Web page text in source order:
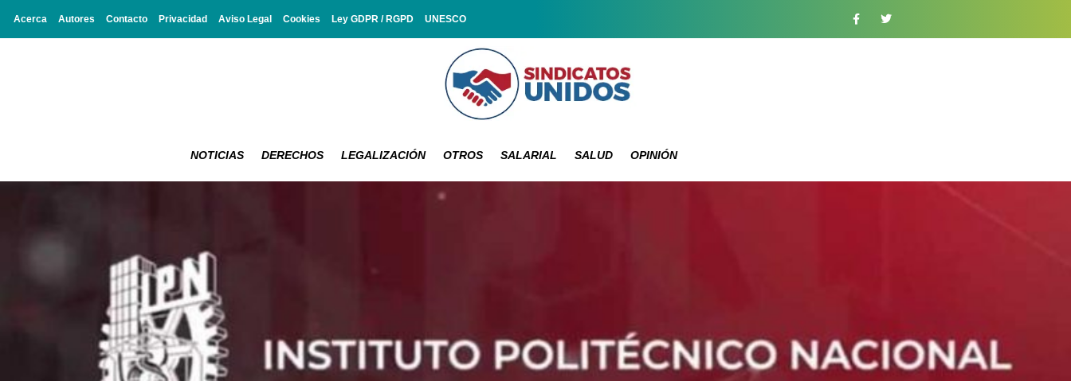
Acerca Autores Contacto Privacidad Aviso Legal Cookies Ley GDPR / RGPD UNESCO
NOTICIAS DERECHOS LEGALIZACIÓN OTROS SALARIAL SALUD OPINIÓN